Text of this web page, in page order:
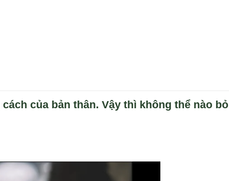
của bản thân. Vậy thì không thể nào bỏ